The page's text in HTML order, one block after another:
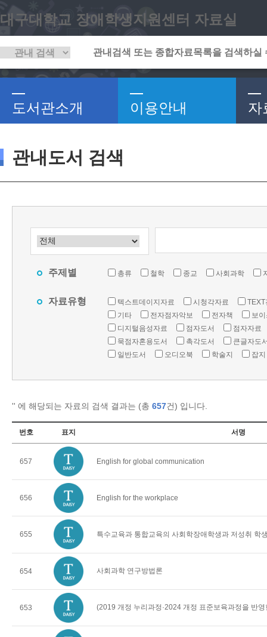
대구대학교 장애학생지원센터 자료실
도서관소개 이용안내 자
관내도서 검색
주제별 총류 철학 종교 사회과학
자료유형 텍스트데이지자료 시청각자료
TEXT
기타
전자점자악보 전자책
보
디지털음성자료
점자도서
점자자료
묵점자혼용도서
촉각도서
큰글자도
일반도서
오디오북 학술지 잡지
'' 에 해당되는 자료의 검색 결과는 (총 657건) 입니다.
번호 표지 서명
657 English for global communication
656 English for the workplace
655 특수교육과 통합교육의 사회학장애학생과 저성취 학
654 사회과학 연구방법론
653 (2019 개정 누리과정·2024 개정 표준보육과정을 반